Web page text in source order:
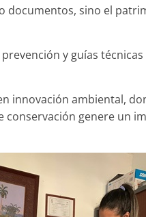
documentos, sino el
y guías
innovación ambiental,
genere un